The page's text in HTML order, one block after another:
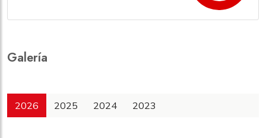
Galería
2026 2025 2024 2023